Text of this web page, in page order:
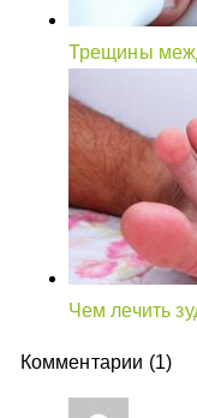
Трещины
Чем лечить
Комментарии (1)